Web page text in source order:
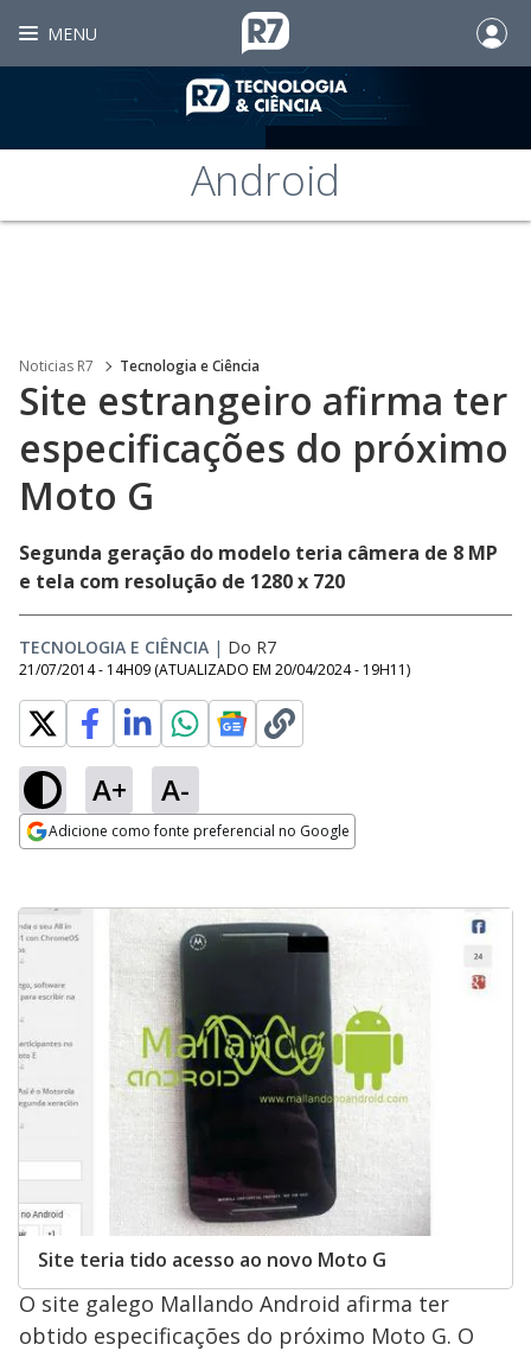
MENU
Android
Noticias R7 Tecnologia e Ciência
Site estrangeiro afirma ter
especificações do próximo
Moto G
Segunda geração do modelo teria câmera de 8 MP
e tela com resolução de 1280 x 720
TECNOLOGIA E CIÊNCIA | Do R7
21/07/2014 - 14H09 (ATUALIZADO EM 20/04/2024 - 19H11)
A+ A-
Adicione como fonte preferencial no Google
Site teria tido acesso ao novo Moto G
O site galego Mallando Android afirma ter
obtido especificações do próximo Moto G. O